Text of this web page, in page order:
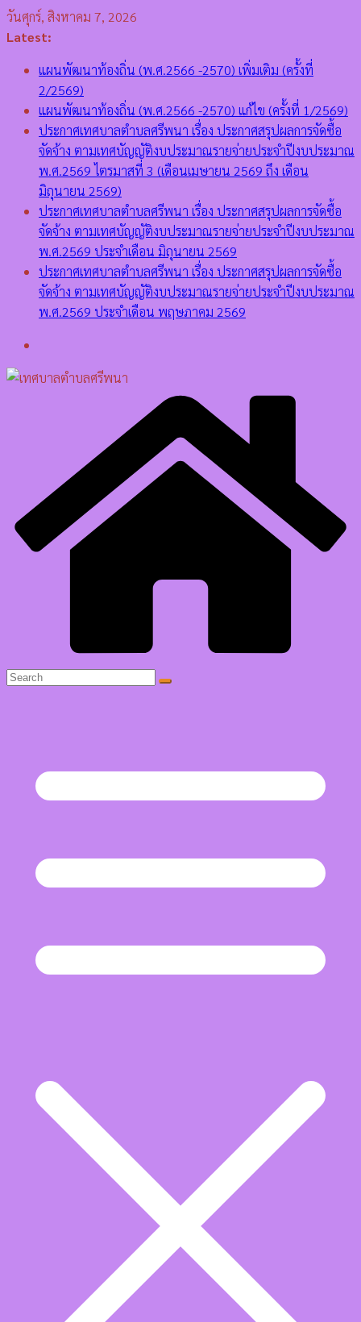
Skip
to
วันศุกร์, สิงหาคม 7, 2026
Latest:
แผนพัฒนาท้องถิ่น (พ.ศ.2566 -2570) เพิ่มเติม (ครั้งที่
2/2569)
แผนพัฒนาท้องถิ่น (พ.ศ.2566 -2570) แก้ไข (ครั้งที่ 1/2569)
ประกาศเทศบาลตำบลศรีพนา เรื่อง ประกาศสรุปผลการจัดซื้อ
จัดจ้าง ตามเทศบัญญัติงบประมาณรายจ่ายประจำปีงบประมาณ
พ.ศ.2569 ไตรมาสที่ 3 (เดือนเมษายน 2569 ถึง เดือน
มิถุนายน 2569)
ประกาศเทศบาลตำบลศรีพนา เรื่อง ประกาศสรุปผลการจัดซื้อ
จัดจ้าง ตามเทศบัญญัติงบประมาณรายจ่ายประจำปีงบประมาณ
พ.ศ.2569 ประจำเดือน มิถุนายน 2569
ประกาศเทศบาลตำบลศรีพนา เรื่อง ประกาศสรุปผลการจัดซื้อ
จัดจ้าง ตามเทศบัญญัติงบประมาณรายจ่ายประจำปีงบประมาณ
พ.ศ.2569 ประจำเดือน พฤษภาคม 2569